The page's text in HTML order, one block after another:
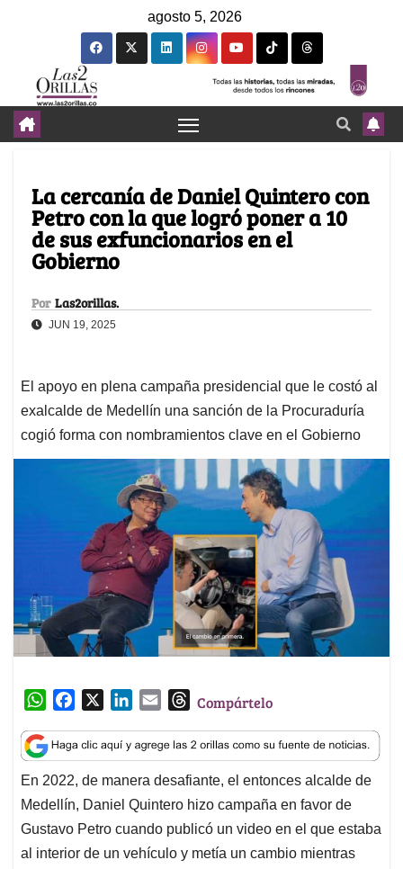
agosto 5, 2026
La cercanía de Daniel Quintero con
Petro con la que logró poner a 10
de sus exfuncionarios en el
Gobierno
Por Las2orillas.
JUN 19, 2025
El apoyo en plena campaña presidencial que le costó al
exalcalde de Medellín una sanción de la Procuraduría
cogió forma con nombramientos clave en el Gobierno
W
a
t
s
A
p
p
c
e
b
o
o
k
n
k
e
d
I
n
a
i
l
T
r
e
a
d
s
Compártelo
En 2022, de manera desafiante, el entonces alcalde de
Medellín, Daniel Quintero hizo campaña en favor de
Gustavo Petro cuando publicó un video en el que estaba
al interior de un vehículo y metía un cambio mientras